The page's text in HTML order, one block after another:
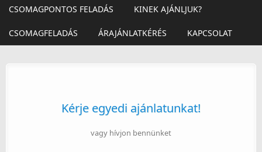
CSOMAGPONTOS FELADÁS KINEK AJÁNLJUK?
CSOMAGFELADÁS ÁRAJÁNLATKÉRÉS KAPCSOLAT
Kérje egyedi ajánlatunkat!
vagy hívjon bennünket